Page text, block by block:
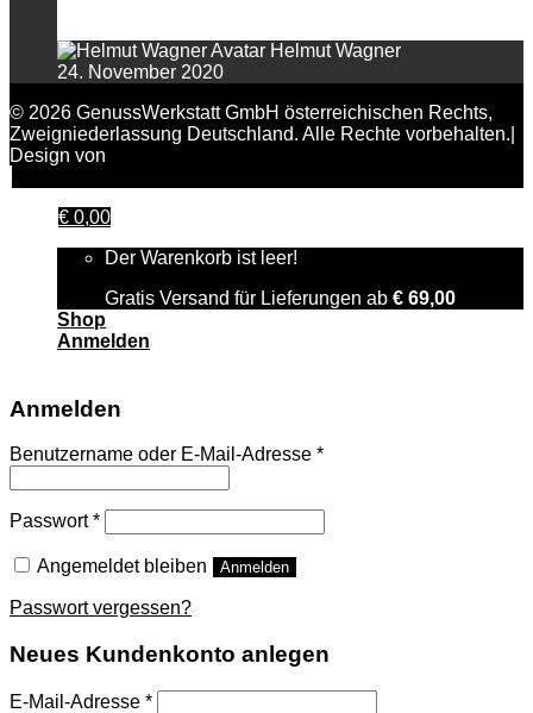
Helmut Wagner
24. November 2020
© 2026 GenussWerkstatt GmbH österreichischen Rechts,
Zweigniederlassung Deutschland. Alle Rechte vorbehalten.|
Design von
€ 0,00
Der Warenkorb ist leer!
Gratis Versand für Lieferungen ab € 69,00
Shop
Anmelden
Anmelden
Benutzername oder E-Mail-Adresse *
Passwort*
Angemeldet bleiben Anmelden
Passwort vergessen?
Neues Kundenkonto anlegen
E-Mail-Adresse *